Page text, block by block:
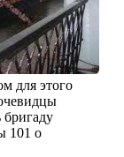
для этого
бригаду
101 о